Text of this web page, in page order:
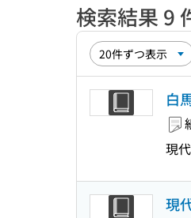
検索結果 9
白
現
現